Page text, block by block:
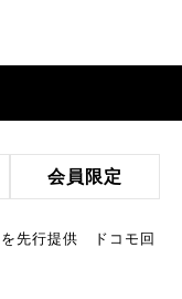
会員限定
先行提供 ドコモ回